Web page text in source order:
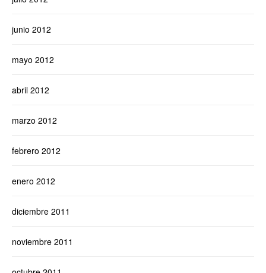
junio 2012
mayo 2012
abril 2012
marzo 2012
febrero 2012
enero 2012
diciembre 2011
noviembre 2011